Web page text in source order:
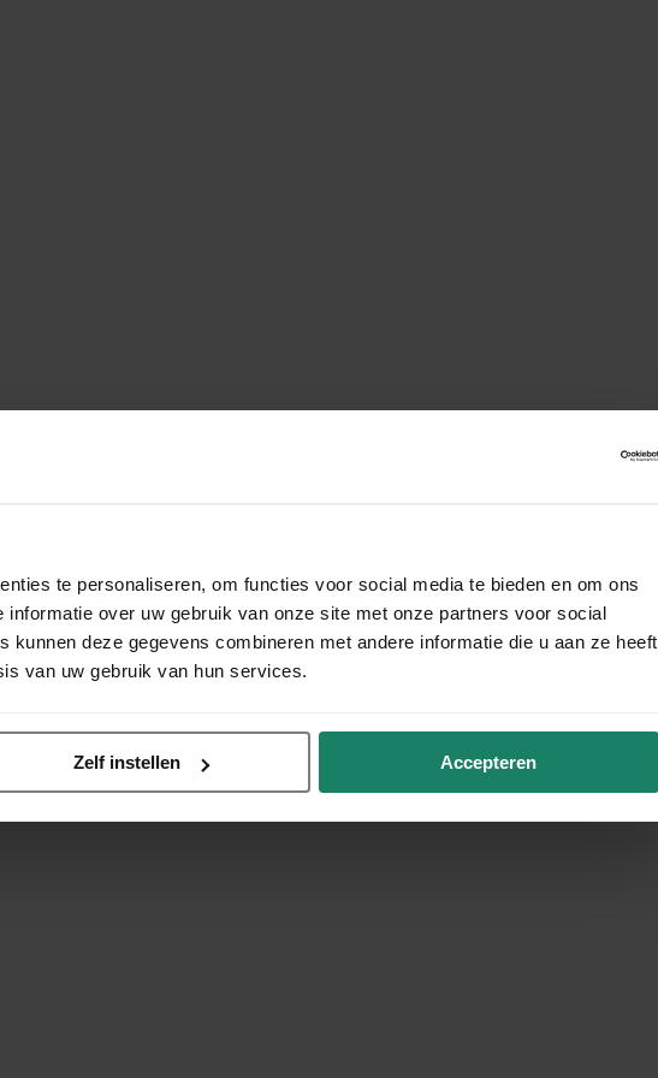
te personaliseren, om functies voor social media te bieden en om ons
over uw gebruik van onze site met onze partners voor social
kunnen deze gegevens combineren met andere informatie die u aan ze heeft
van uw gebruik van hun services.
Zelf instellen Accepteren